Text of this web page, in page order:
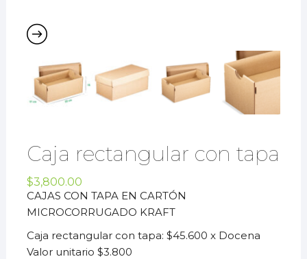
Caja rectangular con tapa
$3,800.00
CAJAS CON TAPA EN CARTÓN
MICROCORRUGADO KRAFT
Caja rectangular con tapa: $45.600 x Docena
Valor unitario $3.800